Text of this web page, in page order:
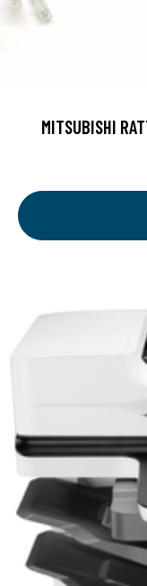
MITSUBISHI